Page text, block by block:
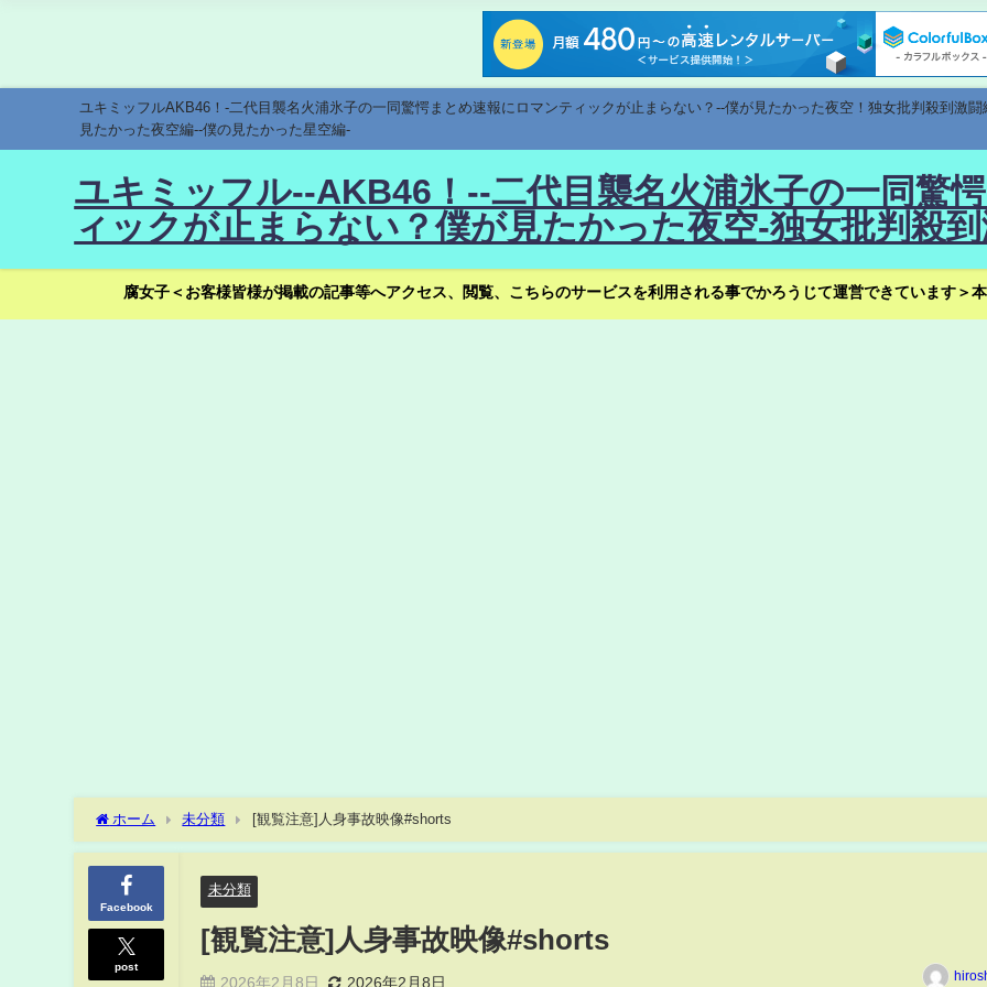
ユキミッフルAKB46！-二代目襲名火浦氷子の一同驚愕まとめ速報にロマンティックが止まらない？--僕が見たかった夜空！独女批判殺到激
見たかった夜空編--僕の見たかった星空編-
ユキミッフル--AKB46！--二代目襲名火浦氷子の一同驚
ィックが止まらない？僕が見たかった夜空-独女批判殺
腐女子＜お客様皆様が掲載の記事等へアクセス、閲覧、こちらのサービスを利用される事でかろうじて運営できています＞
ホーム 未分類 [観覧注意]人身事故映像#shorts
Facebook
post
未分類
[観覧注意]人身事故映像#shorts
2026年2月8日 2026年2月8日